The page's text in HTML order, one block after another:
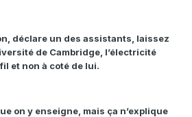
déclare un des assistants, laissez
de Cambridge, l’électricité
et non à coté de lui.
on y enseigne, mais ça n’explique